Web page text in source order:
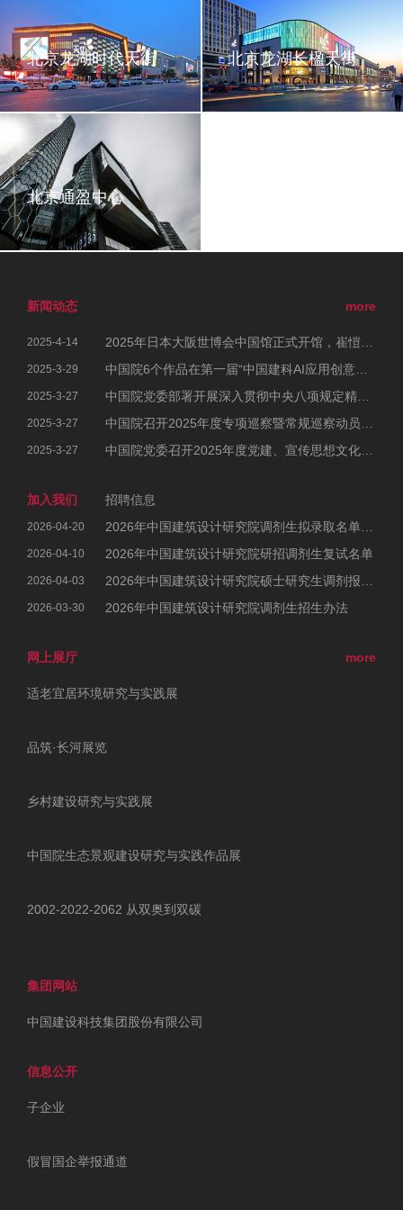
北京龙湖时代天街 北京龙湖长楹天街
北京通盈中心
more
新闻动态
2025-4-14
2025-3-29
2025-3-27
2025-3-27
2025-3-27
加入我们 招聘信息
2026-04-20
2026-04-10 2026年中国建筑设计研究院研招调剂生复试名单
2026-04-03
2026-03-30 2026年中国建筑设计研究院调剂生招生办法
more
网上展厅
适老宜居环境研究与实践展
品筑·长河展览
乡村建设研究与实践展
中国院生态景观建设研究与实践作品展
2002-2022-2062 从双奥到双碳
集团网站
中国建设科技集团股份有限公司
信息公开
子企业
假冒国企举报通道